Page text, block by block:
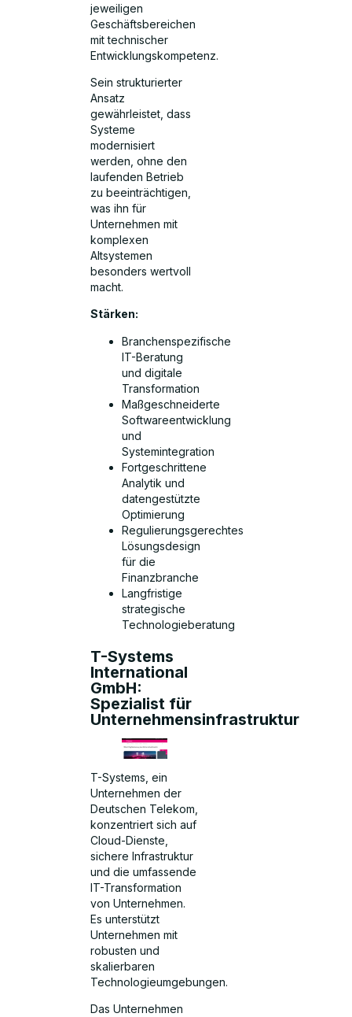
jeweiligen
Geschäftsbereichen
mit technischer
Entwicklungskompetenz.
Sein strukturierter
Ansatz
gewährleistet, dass
Systeme
modernisiert
werden, ohne den
laufenden Betrieb
zu beeinträchtigen,
was ihn für
Unternehmen mit
komplexen
Altsystemen
besonders wertvoll
macht.
Stärken:
Branchenspezifische
IT-Beratung
und digitale
Transformation
Maßgeschneiderte
Softwareentwicklung
und
Systemintegration
Fortgeschrittene
Analytik und
datengestützte
Optimierung
Regulierungsgerechtes
Lösungsdesign
für die
Finanzbranche
Langfristige
strategische
Technologieberatung
T-Systems
International
GmbH:
Spezialist für
Unternehmensinfrastruktur
T-Systems, ein
Unternehmen der
Deutschen Telekom,
konzentriert sich auf
Cloud-Dienste,
sichere Infrastruktur
und die umfassende
IT-Transformation
von Unternehmen.
Es unterstützt
Unternehmen mit
robusten und
skalierbaren
Technologieumgebungen.
Das Unternehmen